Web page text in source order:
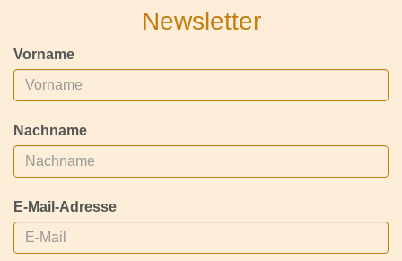
Newsletter
Vorname
Nachname
E-Mail-Adresse